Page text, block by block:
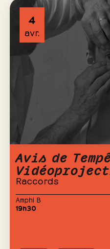
4
avr.
Avis de
Raccords
Amphi B
19h30